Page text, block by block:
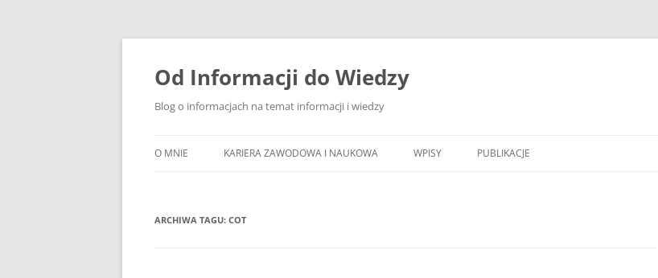
Przejdź
treści
Od Informacji do Wiedzy
Blog o informacjach na temat informacji i wiedzy
O MNIE KARIERA ZAWODOWA I NAUKOWA WPISY PUBLIKACJE
ARCHIWA TAGU: COT